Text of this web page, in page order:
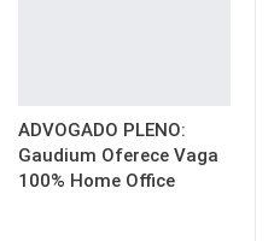
ADVOGADO PLENO:
Gaudium Oferece Vaga
100% Home Office